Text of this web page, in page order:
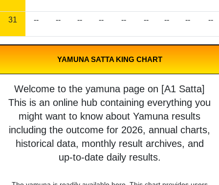
31 -- -- -- -- -- -- -- -- --
YAMUNA SATTA KING CHART
Welcome to the yamuna page on [A1 Satta]
This is an online hub containing everything you
might want to know about Yamuna results
including the outcome for 2026, annual charts,
historical data, monthly result archives, and
up-to-date daily results.